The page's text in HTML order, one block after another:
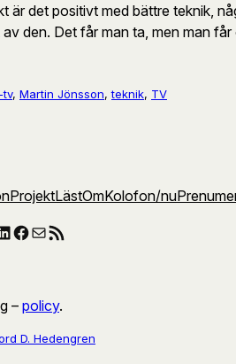
är det positivt med bättre teknik,
den. Det får man ta, men man
tv, Martin Jönsson, teknik, TV
ProjektLästOmKolofon/nu
Facebook
E-postRSS-flöde
– policy.
D. Hedengren